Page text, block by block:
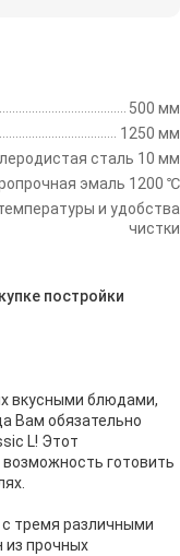
500 мм
1250 мм
сталь 10 мм
эмаль 1200 ℃
и удобства
чистки
постройки
вкусными блюдами,
Вам обязательно
L! Этот
готовить
тремя различными
из прочных